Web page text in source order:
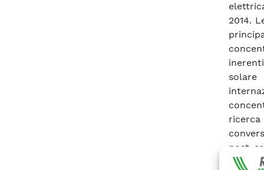
2014.
post-